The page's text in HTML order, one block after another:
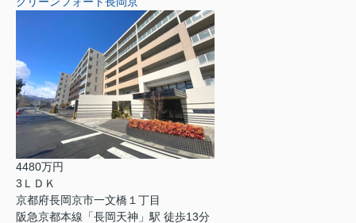
4480万円
3ＬＤＫ
京都府長岡京市一文橋１丁目
阪急京都本線「長岡天神」駅 徒歩13分